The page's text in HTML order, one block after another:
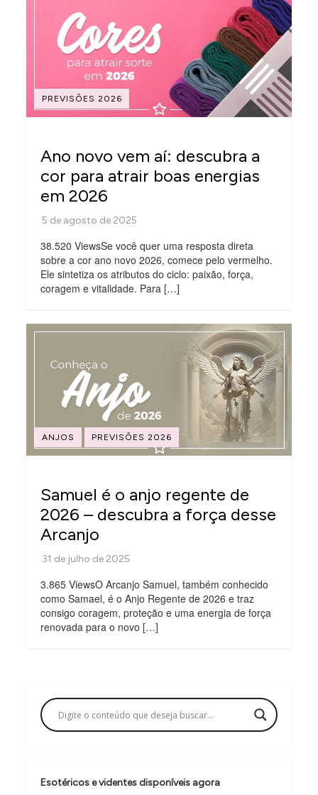
PREVISÕES 2026
Ano novo vem aí: descubra a
cor para atrair boas energias
em 2026
38.520 ViewsSe você quer uma resposta direta
sobre a cor ano novo 2026, comece pelo vermelho.
Ele sintetiza os atributos do ciclo: paixão, força,
coragem e vitalidade. Para […]
ANJOS PREVISÕES 2026
Samuel é o anjo regente de
2026 – descubra a força desse
Arcanjo
3.865 ViewsO Arcanjo Samuel, também conhecido
como Samael, é o Anjo Regente de 2026 e traz
consigo coragem, proteção e uma energia de força
renovada para o novo […]
Esotéricos e videntes disponíveis agora